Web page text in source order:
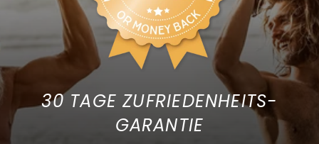
30 TAGE ZUFRIEDENHEITS-
GARANTIE